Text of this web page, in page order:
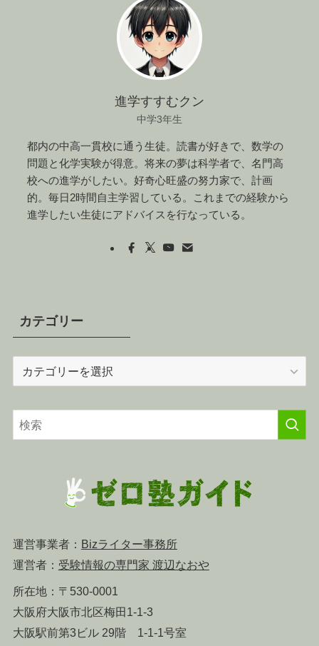
進学すすむクン
中学3年生
都内の中高一貫校に通う生徒。読書が好きで、数学の
問題と化学実験が得意。将来の夢は科学者で、名門高
校への進学がしたい。好奇心旺盛の努力家で、計画
的。毎日2時間自主学習している。これまでの経験から
進学したい生徒にアドバイスを行なっている。
カテゴリー
リ
運営事業者： Bizライター事務所
運営者： 受験情報の専門家 渡辺なおや
所在地：〒530-0001
大阪府大阪市北区梅田1-1-3
大阪駅前第3ビル 29階 1-1-1号室